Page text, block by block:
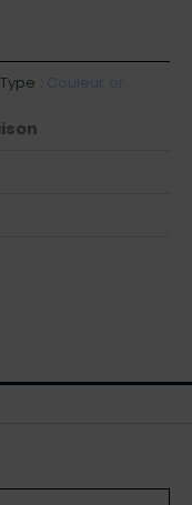
Type : Couleur or